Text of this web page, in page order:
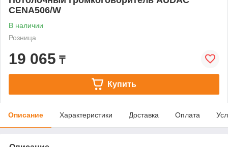
CENA506/W
В наличии
Розница
19 065 ₸
Купить
Описание Характеристики Доставка Оплата